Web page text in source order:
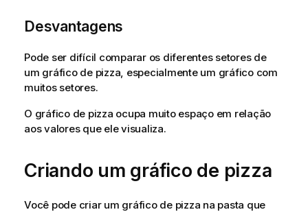
Desvantagens
Pode ser difícil comparar os diferentes setores de
um gráfico de pizza, especialmente um gráfico com
muitos setores.
O gráfico de pizza ocupa muito espaço em relação
aos valores que ele visualiza.
Criando um gráfico de pizza
Você pode criar um gráfico de pizza na pasta que